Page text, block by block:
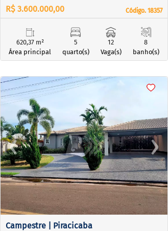
Código. 18357
Código. 18357
R$ 3.600.000,00
620,37 m²
Área principal
5
quarto(s)
12
Vaga(s)
8
banho(s)
<<<<
‹Previous ›Next
Campestre | Piracicaba